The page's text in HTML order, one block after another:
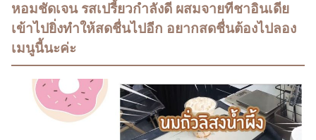
หอมชัดเจน รสเปรี้ยวกำลังดี ผสมจายทีชาอินเดีย
เข้าไปยิ่งทำให้สดชื่นไปอีก อยากสดชื่นต้องไปลอง
เมนูนี้นะค่ะ